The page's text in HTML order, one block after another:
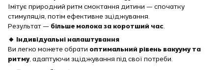
Імітує природний ритм смоктання дитини — спочатку
стимуляція, потім ефективне зціджування.
Результат — більше молока за коротший час.
🔸 Індивідуальні налаштування
Ви легко можете обрати оптимальний рівень вакууму та
ритму, адаптуючи зціджування під свої потреби.